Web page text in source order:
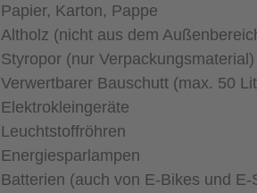
Papier, Karton, Pappe
Altholz (nicht aus dem
Styropor (nur Verpackungsmaterial)
Verwertbarer Bauschutt (max. 50
Elektrokleingeräte
Leuchtstoffröhren
Energiesparlampen
Batterien (auch von E-Bikes und